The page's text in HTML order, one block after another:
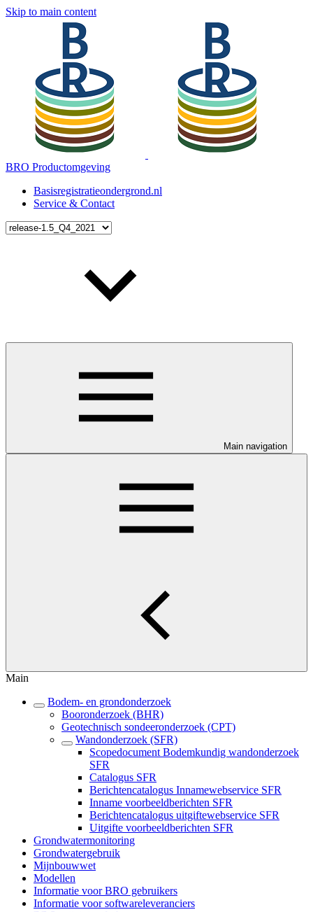
Skip to main content
BRO Productomgeving
Basisregistratieondergrond.nl
Service & Contact
Main navigation
Main
Bodem- en grondonderzoek
Booronderzoek (BHR)
Geotechnisch sondeeronderzoek (CPT)
Wandonderzoek (SFR)
Scopedocument Bodemkundig wandonderzoek
SFR
Catalogus SFR
Berichtencatalogus Innamewebservice SFR
Inname voorbeeldberichten SFR
Berichtencatalogus uitgiftewebservice SFR
Uitgifte voorbeeldberichten SFR
Grondwatermonitoring
Grondwatergebruik
Mijnbouwwet
Modellen
Informatie voor BRO gebruikers
Informatie voor softwareleveranciers